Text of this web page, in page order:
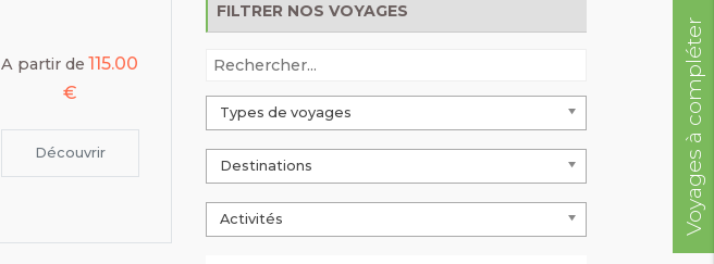
A partir de 115.00
€
Découvrir
FILTRER NOS VOYAGES
Types de voyages
Destinations
Activités Voyages à compléter